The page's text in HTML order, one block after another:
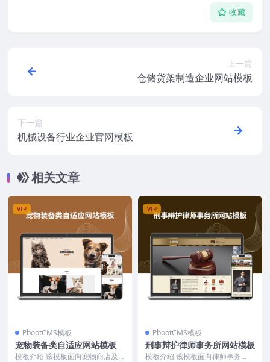
收藏
上一篇
仓储货架制造企业网站模板
下一篇
机械设备行业企业官网模板
相关文章
VIP
PbootCMS模板
宠物装备类自适应网站模板
模板介绍 该模板面向宠物商店及
VIP
PbootCMS模板
刑事辩护律师事务所网站模板
模板介绍 该模板面向律师事务